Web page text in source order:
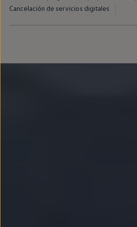
Llantas y neumáticos
Recambios Volkswagen
Cancelación de servicios digitales